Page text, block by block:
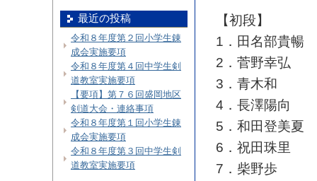
【初段】
1．田名部貴暢
2．菅野幸弘
3．青木和
4．長澤陽向
5．和田登美夏
6．祝田珠里
7．柴野歩
最近の投稿
令和８年度第２回小学生錬
成会実施要項
令和８年度第４回中学生剣
道教室実施要項
【要項】第７６回盛岡地区
剣道大会・連絡事項
令和８年度第１回小学生錬
成会実施要項
令和８年度第３回中学生剣
道教室実施要項